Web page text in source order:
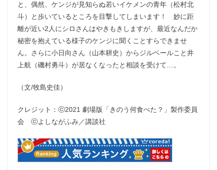
と、偶然、ケンジが見知らぬ若いイケメンの青年（松村北
斗）と歩いているところを目撃してしまいます！ 妙に距
離が近い2人にシロさんはやきもきしますが、最近なんだか
秘密を抱えている様子のケンジに聞くことすらできませ
ん。さらに小日向さん（山本耕史）からジルベールこと井
上航（磯村勇斗）が居なくなったと相談を受けて…。
（文/牧島史佳）
クレジット：ⓒ2021 劇場版「きのう何食べた？」製作委員
会 ⓒよしながふみ／講談社